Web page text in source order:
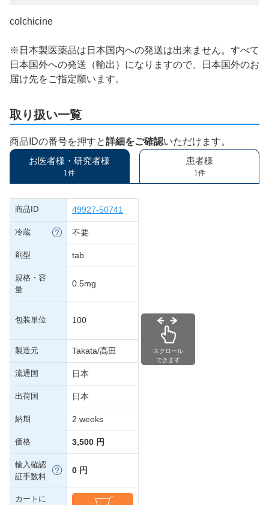
colchicine
※日本製医薬品は日本国内への発送は出来ません。すべて
日本国外への発送（輸出）になりますので、日本国外のお
届け先をご指定願います。
取り扱い一覧
商品IDの番号を押すと詳細をご確認いただけます。
お医者様・研究者様
1件
患者様
1件
商品ID 49927-50741
冷蔵 不要
剤型 tab
規格・容
量
0.5mg
包装単位 100
製造元 Takata/高田
流通国 日本
出荷国 日本
納期 2 weeks
価格 3,500 円
輸入確認
証手数料
0 円
カートに
スクロール
できます